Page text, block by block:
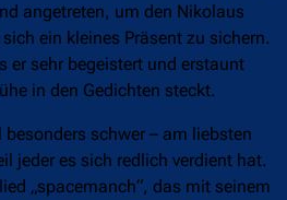
angetreten, um den Nikolaus
ein kleines Präsent zu sichern.
er sehr begeistert und erstaunt
in den Gedichten steckt.
schwer – am liebsten
jeder es sich redlich verdient hat.
„spacemanch“, das mit seinem